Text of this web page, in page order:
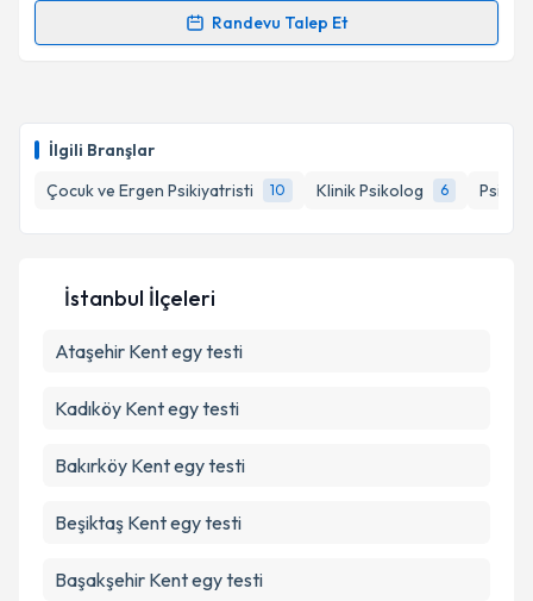
İlgili Branşlar
Çocuk ve Ergen Psikiyatristi
10 Klinik Psikolog 6
'ni okudum ve kişisel verilerimin belirtilen
kapsamda işlenmesini kabul ediyorum.
Takvim Talebini Gönder
Randevu Talep Et
Randevu Takvimi Talebi
takvim hazırlandığında e-posta ile bilgilendireceğiz.
Metni'ni okudum ve kişisel verilerimin belirtilen
İstanbul İlçeleri
Ataşehir Kent egy testi
Kadıköy Kent egy testi
Bakırköy Kent egy testi
Beşiktaş Kent egy testi
Başakşehir Kent egy testi